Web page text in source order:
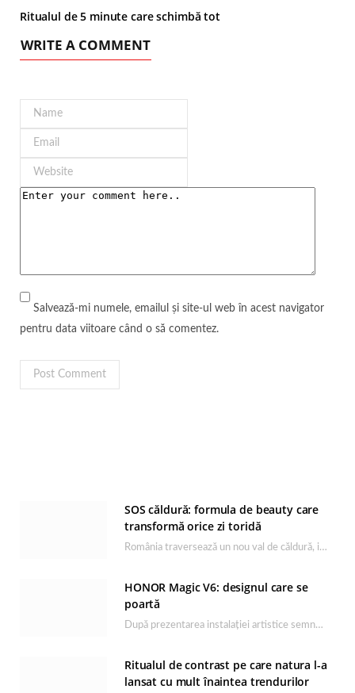
Ritualul de 5 minute care schimbă tot
WRITE A COMMENT
Salvează-mi numele, emailul și site-ul web în acest navigator
pentru data viitoare când o să comentez.
SOS căldură: formula de beauty care
transformă orice zi toridă
România traversează un nou val de căldură, iar rutina de îngrijire capătă un rol esențial…
HONOR Magic V6: designul care se
poartă
După prezentarea instalației artistice semnată de Catrinel Săbăciag în cadrul evenimentului de lansare HONOR Magic…
Ritualul de contrast pe care natura l-a
lansat cu mult înaintea trendurilor